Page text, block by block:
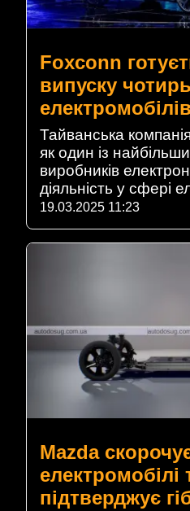
Foxconn
випуску
електромобілів
Тайванська
як один із
виробників
діяльність у сфері
19.03.2025 11:23
Mazda
електромобілі
підтверджує